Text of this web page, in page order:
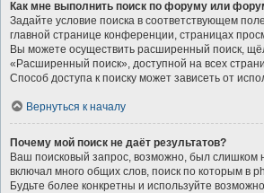
Как мне выполнить поиск по форуму или
Задайте условие поиска в соответствующем
главной странице конференции, страницах
Вы можете осуществить расширенный поиск,
«Расширенный поиск», доступной на всех
Способ доступа к поиску может зависеть от
Вернуться к началу
Почему мой поиск не даёт результатов?
Ваш поисковый запрос, возможно, был слишком
включал много общих слов, поиск по которым в
Будьте более конкретны и используйте